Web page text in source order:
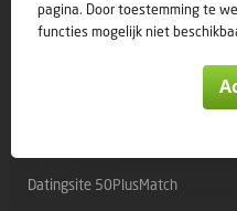
© 50PlusMatch
Datingsite 50PlusMatch
pagina. Door toestemming te
functies mogelijk niet